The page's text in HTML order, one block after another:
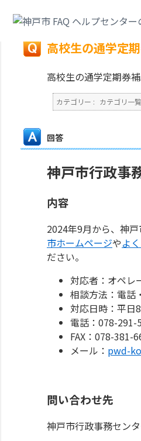
戻る
高校生の通学定
高校生の通学定期券
カテゴリー : カテゴリ一覧
回答
神戸市行政事
内容
2024年9月から、神
市ホームページやよ
ださい。
対応者：オペレ
相談方法：電話
対応日時：平日
電話：078-291-
FAX：078-381-
メール： pwd-
問い合わせ先
神戸市行政事務セン